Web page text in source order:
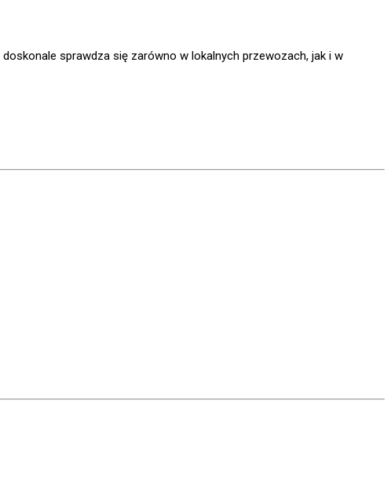
doskonale sprawdza się zarówno w lokalnych przewozach, jak i w